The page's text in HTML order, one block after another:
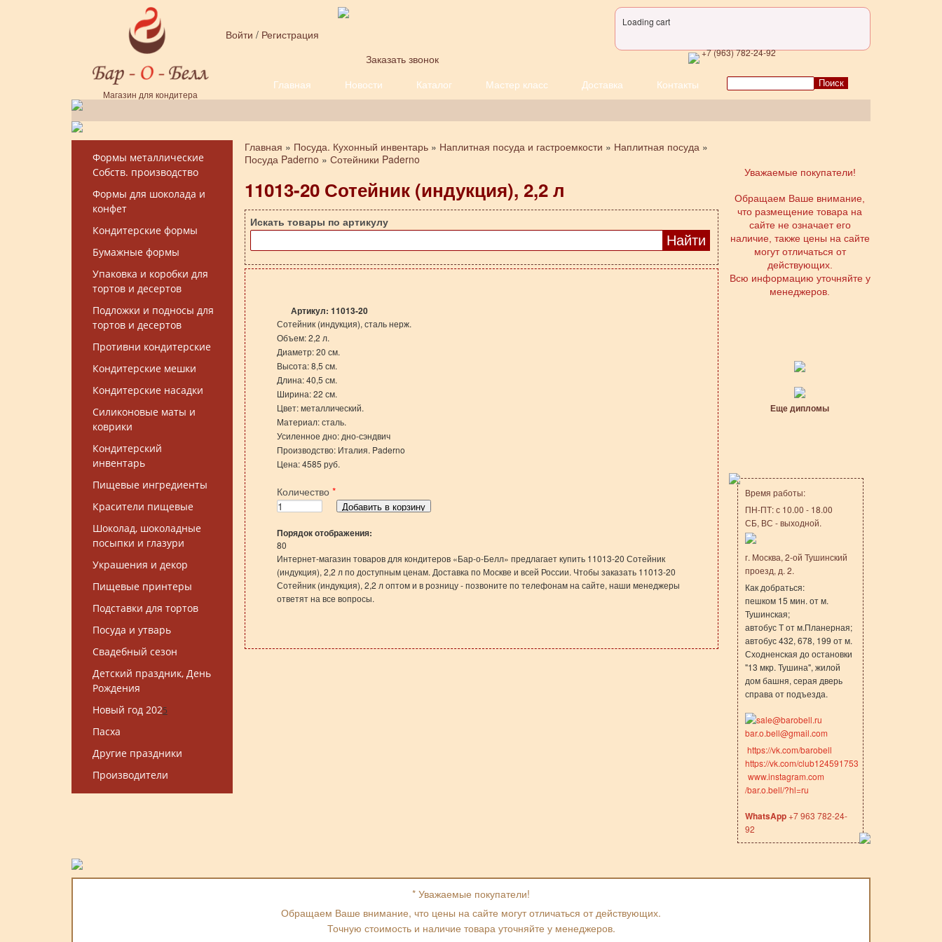
Перейти к основному содержанию
Магазин для кондитера
Войти / Регистрация
Заказать звонок
Loading cart
+7 (963) 782-24-92
Главная Новости Каталог Мастер класс Доставка Контакты
Форма поиска
Поиск
Формы металлические
Собств. производство
Формы для шоколада и
конфет
Кондитерские формы
Бумажные формы
Упаковка и коробки для
тортов и десертов
Подложки и подносы для
тортов и десертов
Противни кондитерские
Кондитерские мешки
Кондитерские насадки
Силиконовые маты и
коврики
Кондитерский
инвентарь
Пищевые ингредиенты
Красители пищевые
Шоколад, шоколадные
посыпки и глазури
Украшения и декор
Пищевые принтеры
Подставки для тортов
Посуда и утварь
Свадебный сезон
Детский праздник, День
Рождения
Новый год 2025
Пасха
Другие праздники
Производители
Вы здесь
Главная » Посуда. Кухонный инвентарь » Наплитная посуда и гастроемкости » Наплитная посуда »
Посуда Paderno » Сотейники Paderno
11013-20 Сотейник (индукция), 2,2 л
Искать товары по артикулу
Артикул: 11013-20
Сотейник (индукция), сталь нерж.
Объем: 2,2 л.
Диаметр: 20 см.
Высота: 8,5 см.
Длина: 40,5 см.
Ширина: 22 см.
Цвет: металлический.
Материал: сталь.
Усиленное дно: дно-сэндвич
Производство: Италия. Paderno
Цена: 4585 руб.
Количество *
Порядок отображения:
80
Интернет-магазин товаров для кондитеров «Бар-о-Белл» предлагает купить 11013-20 Сотейник
(индукция), 2,2 л по доступным ценам. Доставка по Москве и всей России. Чтобы заказать 11013-20
Сотейник (индукция), 2,2 л оптом и в розницу - позвоните по телефонам на сайте, наши менеджеры
ответят на все вопросы.
Уважаемые покупатели!
Обращаем Ваше внимание,
что размещение товара на
сайте не означает его
наличие, также цены на сайте
могут отличаться от
действующих.
Всю информацию уточняйте у
менеджеров.
Еще дипломы
Время работы:
ПН-ПТ: с 10.00 - 18.00
СБ, ВС - выходной.
г. Москва, 2-ой Тушинский
проезд, д. 2.
Как добраться:
пешком 15 мин. от м.
Тушинская;
автобус Т от м.Планерная;
автобус 432, 678, 199 от м.
Сходненская до остановки
"13 мкр. Тушина", жилой
дом башня, серая дверь
справа от подъезда.
sale@barobell.ru
bar.o.bell@gmail.com
https://vk.com/barobell
https://vk.com/club124591753
www.instagram.com
/bar.o.bell/?hl=ru
WhatsApp+7 963 782-24-
92
* Уважаемые покупатели!
Обращаем Ваше внимание, что цены на сайте могут отличаться от действующих.
Точную стоимость и наличие товара уточняйте у менеджеров.